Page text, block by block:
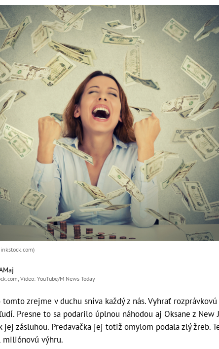
Video: YouTube/M News Today
tomto zrejme v duchu sníva každý z nás. Vyhrať
Presne to sa podarilo úplnou náhodou aj Oksane z New
zásluhou. Predavačka jej totiž omylom podala zlý žreb.
miliónovú výhru.